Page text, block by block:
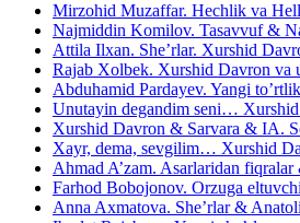
Mirzohid Muzaffar. Hechlik va
Najmiddin Komilov. Tasavvuf &
Attila Ilxan. She’rlar. Xurshid
Rajab Xolbek. Xurshid Davron va
Abduhamid Pardayev. Yangi
Unutayin degandim seni… Xurshid
Xurshid Davron & Sarvara & IA.
Xayr, dema, sevgilim… Xurshid
Ahmad A’zam. Asarlaridan
Farhod Bobojonov. Orzuga
Anna Axmatova. She’rlar &